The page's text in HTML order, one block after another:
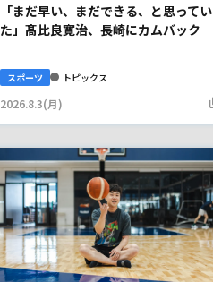
「まだ早い、まだできる、と思ってい
た」髙比良寛治、長崎にカムバック
スポーツ トピックス
2026.8.3(月)